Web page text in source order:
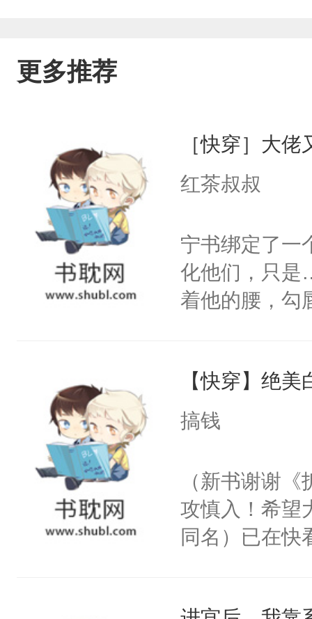
是补充另一本书了。
更多推荐
［快穿］大
红茶叔叔
宁书绑定了一
化他们，只是
着他的腰，勾
来，给老公
用力——为你
【快穿】绝
搞钱
（新书谢谢
攻慎入！希望
同名）已在快